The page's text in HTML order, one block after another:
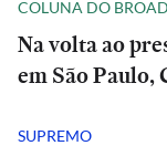
COLUNA DO
Na volta ao
em São Paulo,
SUPREMO